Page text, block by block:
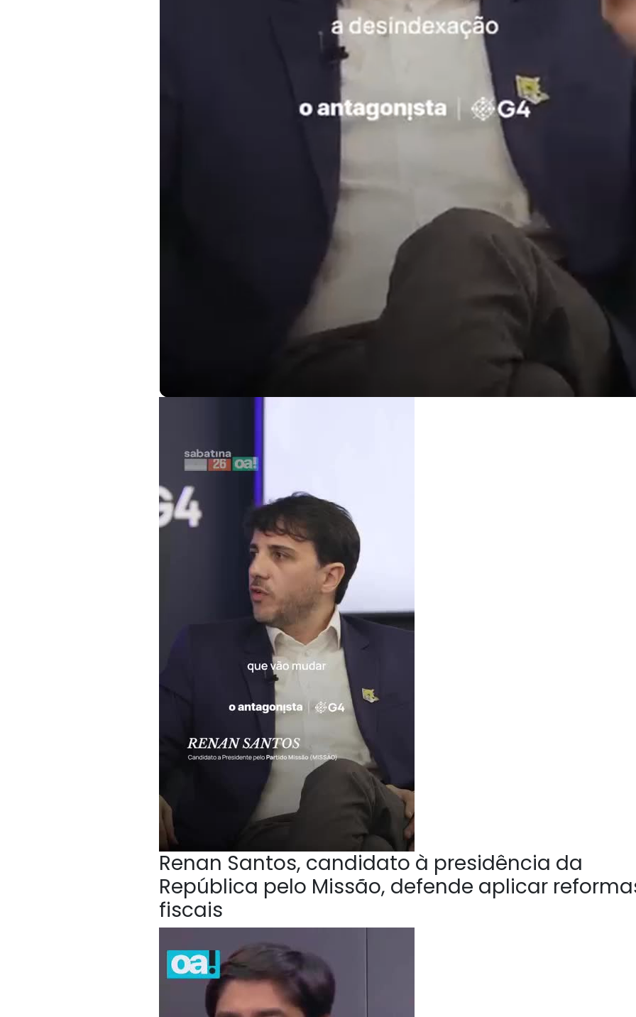
Renan Santos, candidato à presidência da
República pelo Missão, defende aplicar
fiscais